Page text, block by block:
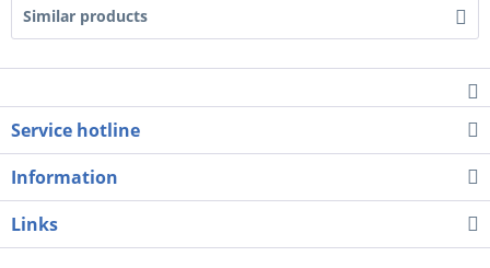
Similar products
Service hotline
Information
Links